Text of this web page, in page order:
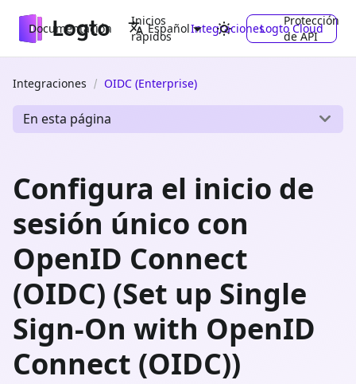
Documentación
Inicios
rápidos
Integraciones
Protección
de API
Español Logto Cloud
Integraciones OIDC (Enterprise)
En esta página
Configura el inicio de
sesión único con
OpenID Connect
(OIDC) (Set up Single
Sign-On with OpenID
Connect (OIDC))